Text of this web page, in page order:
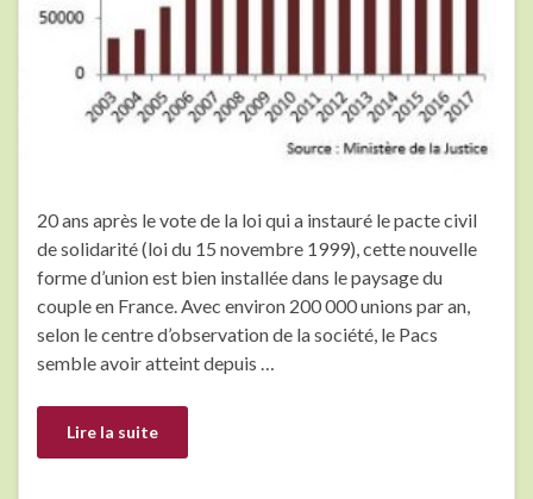
20 ans après le vote de la loi qui a instauré le pacte civil
de solidarité (loi du 15 novembre 1999), cette nouvelle
forme d’union est bien installée dans le paysage du
couple en France. Avec environ 200 000 unions par an,
selon le centre d’observation de la société, le Pacs
semble avoir atteint depuis …
Lire la suite